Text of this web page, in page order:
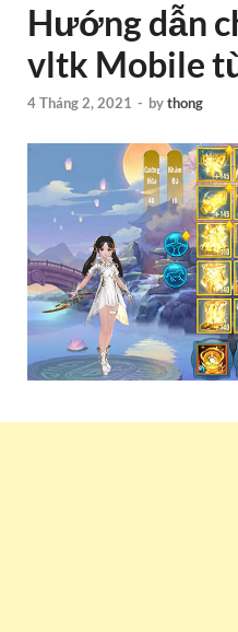
Hướng dẫn
vltk Mobile
4 Tháng 2, 2021 - bythong